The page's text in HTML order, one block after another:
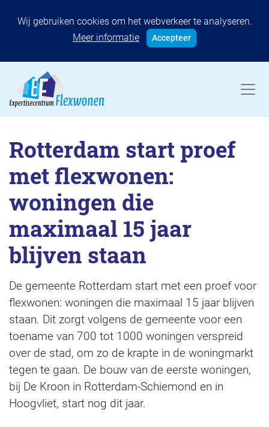
Wij gebruiken cookies om het webverkeer te analyseren.
Meer informatie
Accepteer
Rotterdam start proef
met flexwonen:
woningen die
maximaal 15 jaar
blijven staan
De gemeente Rotterdam start met een proef voor
flexwonen: woningen die maximaal 15 jaar blijven
staan. Dit zorgt volgens de gemeente voor een
toename van 700 tot 1000 woningen verspreid
over de stad, om zo de krapte in de woningmarkt
tegen te gaan. De bouw van de eerste woningen,
bij De Kroon in Rotterdam-Schiemond en in
Hoogvliet, start nog dit jaar.